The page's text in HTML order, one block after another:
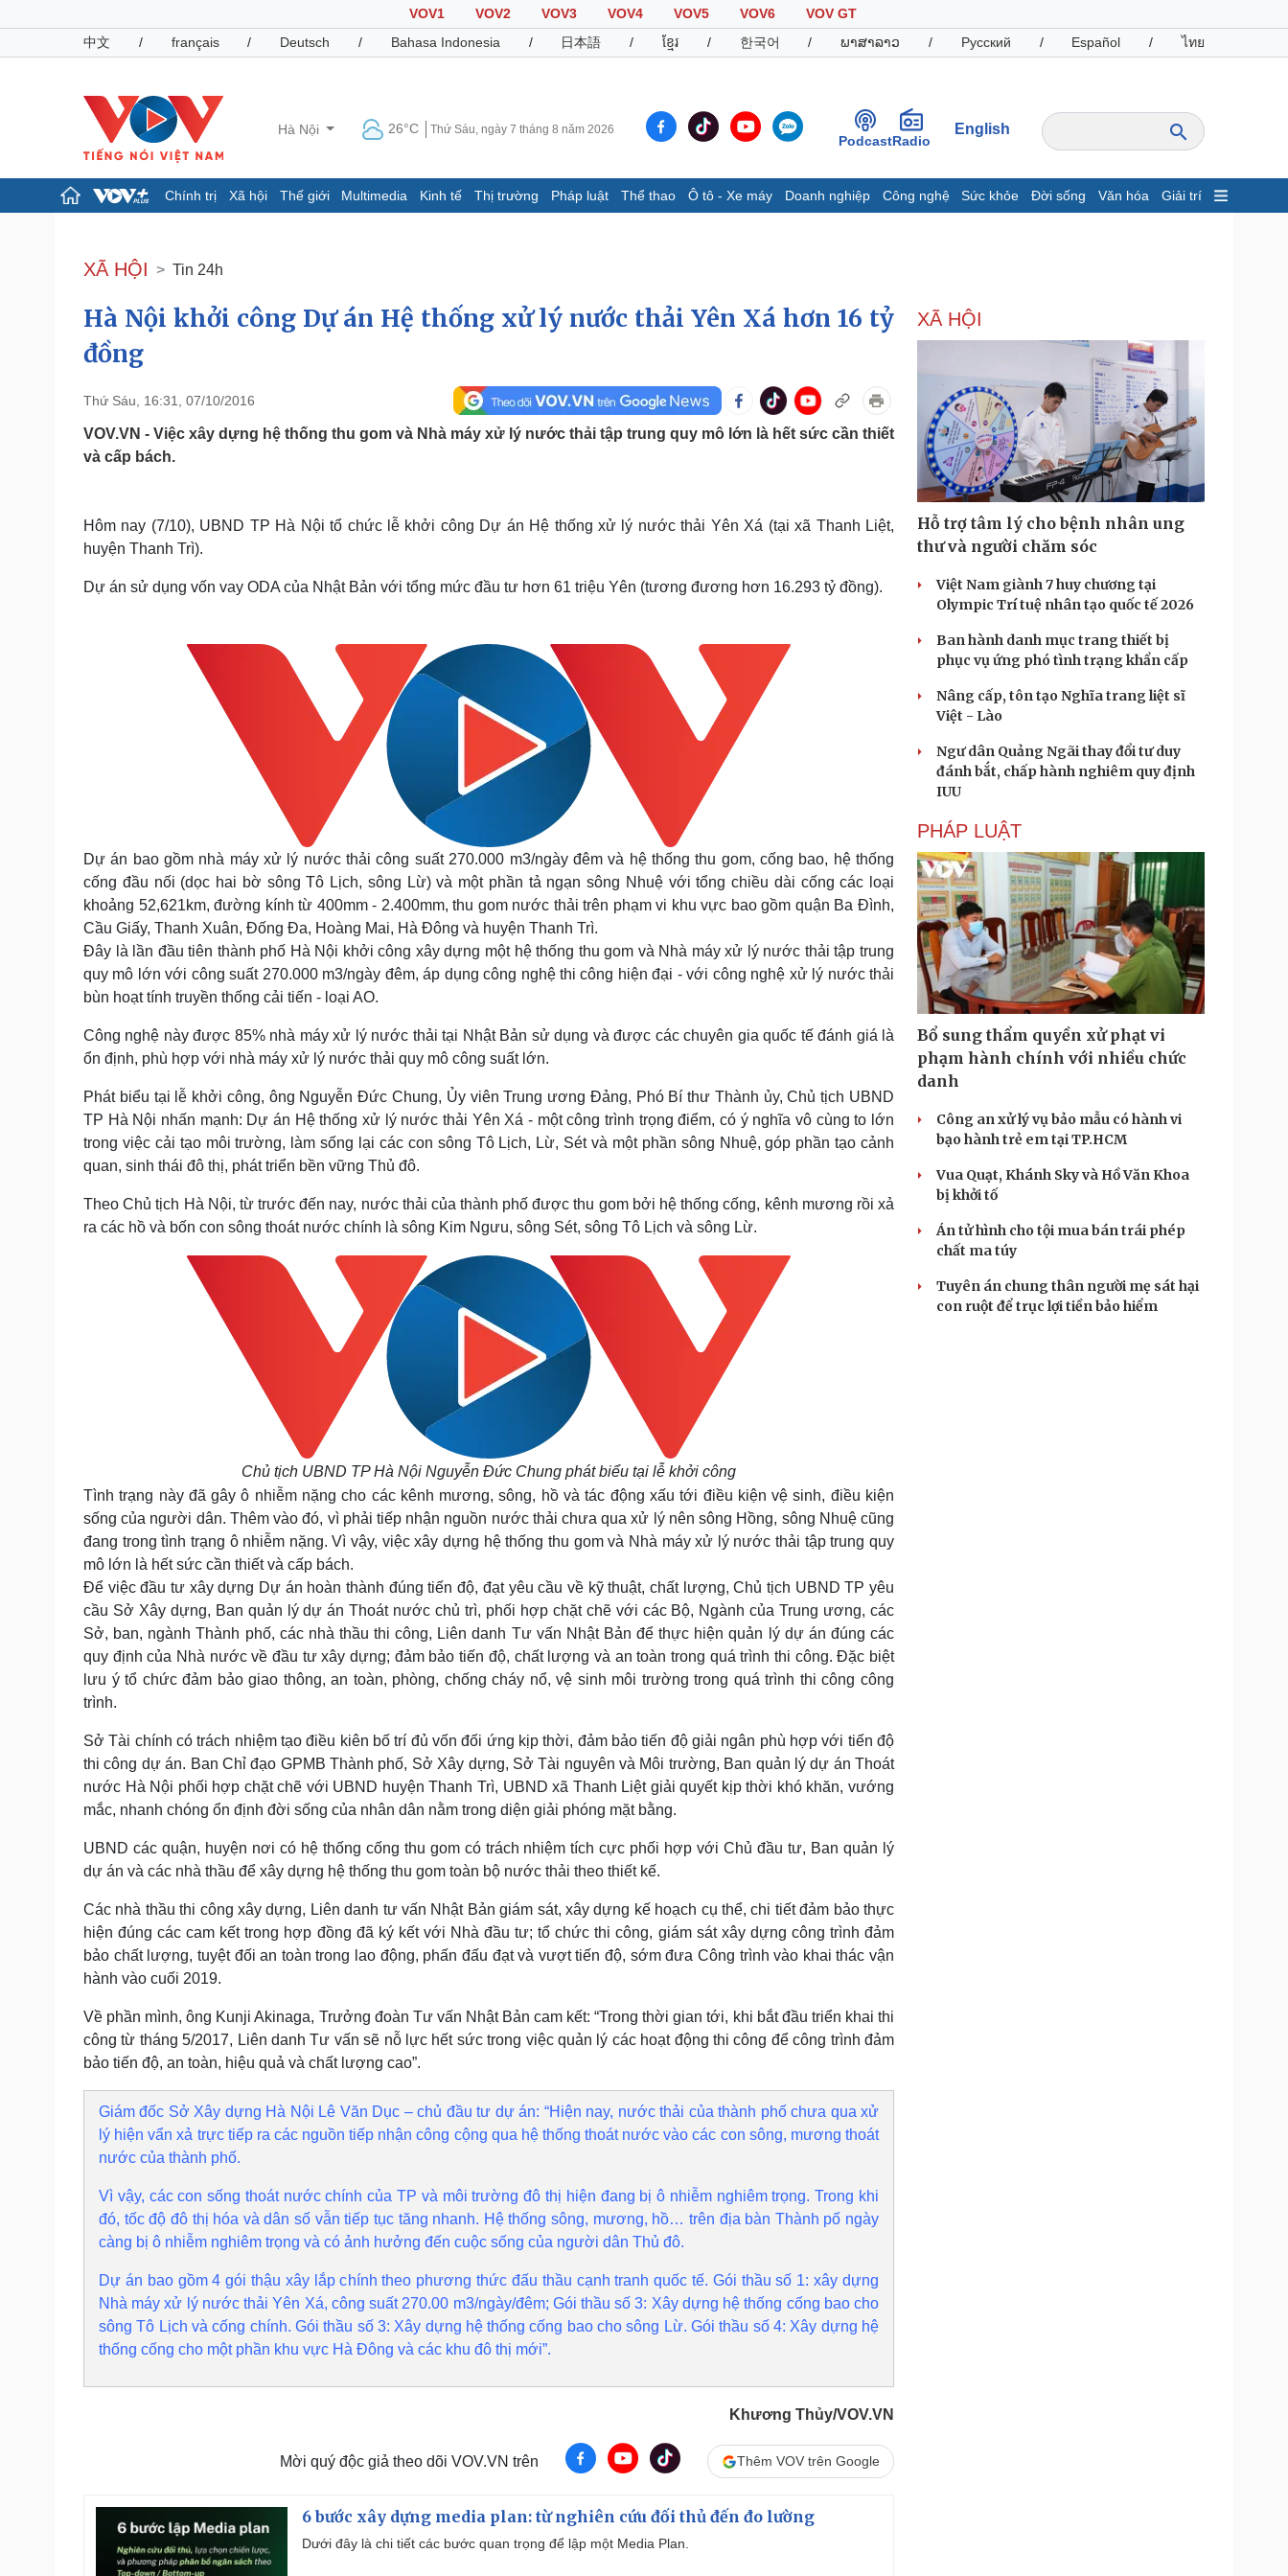
VOV1 VOV2 VOV3 VOV4 VOV5 VOV6
VOV GT
中文
/ français / Deutsch / Bahasa Indonesia / 日本語 / ខ្មែរ / 한국어 / ພາສາລາວ / Русский / Español / ไทย
Hà Nội 26°C Thứ Sáu, ngày 7 tháng 8 năm 2026
PodcastRadio
English
Chính trị Xã hội Thế giới Multimedia Kinh tế Thị trường Pháp luật Thể thao Ô tô - Xe máy Doanh nghiệp Công nghệ Sức khỏe Đời sống Văn hóa Giải trí
Đảng
Tổ chức nhân sự
Nhận diện sự thật
Dấu ấn VOV
Infographic
Giá cà phê
Pháp luật
Tin nóng
Tư vấn luật
Việt Nam
Thể thao
Bóng đá
Lịch thi đấu bóng đá
Ô tô - Xe máy
Ô tô
Xe máy
Doanh nghiệp
Thông tin doanh nghiệp
Doanh nghiệp 24h
Doanh nhân
Công nghệ
Sành điệu
Tin Công nghệ
Trải nghiệm
Chuyển đổi số
Sức khỏe
Dinh dưỡng - món ngon
Cây thuốc
Sản phụ khoa
Làm đẹp - giảm cân
Phòng mạch online
Đời sống
Blog
Tình yêu - Gia đình
Văn hóa
Văn học
Giải trí
Thời trang
Sao Việt
Du lịch
Săn Tour
check-in
Podcast
Đọc truyện đêm khuya
Cửa sổ tình yêu
Hạt giống tâm hồn
XÃ HỘI Tin 24h
Hà Nội khởi công Dự án Hệ thống xử lý nước thải Yên Xá hơn 16 tỷ
đồng
Thứ Sáu, 16:31, 07/10/2016
VOV.VN - Việc xây dựng hệ thống thu gom và Nhà máy xử lý nước thải tập trung quy mô lớn là hết sức cần thiết
và cấp bách.
Hôm nay (7/10), UBND TP Hà Nội tổ chức lễ khởi công Dự án Hệ thống xử lý nước thải Yên Xá (tại xã Thanh Liệt,
huyện Thanh Trì).
Dự án sử dụng vốn vay ODA của Nhật Bản với tổng mức đầu tư hơn 61 triệu Yên (tương đương hơn 16.293 tỷ đồng).
Dự án bao gồm nhà máy xử lý nước thải công suất 270.000 m3/ngày đêm và hệ thống thu gom, cống bao, hệ thống
cống đầu nối (dọc hai bờ sông Tô Lịch, sông Lừ) và một phần tả ngạn sông Nhuệ với tổng chiều dài cống các loại
khoảng 52,621km, đường kính từ 400mm - 2.400mm, thu gom nước thải trên phạm vi khu vực bao gồm quận Ba Đình,
Cầu Giấy, Thanh Xuân, Đống Đa, Hoàng Mai, Hà Đông và huyện Thanh Trì.
Đây là lần đầu tiên thành phố Hà Nội khởi công xây dựng một hệ thống thu gom và Nhà máy xử lý nước thải tập trung
quy mô lớn với công suất 270.000 m3/ngày đêm, áp dụng công nghệ thi công hiện đại - với công nghệ xử lý nước thải
bùn hoạt tính truyền thống cải tiến - loại AO.
Công nghệ này được 85% nhà máy xử lý nước thải tại Nhật Bản sử dụng và được các chuyên gia quốc tế đánh giá là
ổn định, phù hợp với nhà máy xử lý nước thải quy mô công suất lớn.
Phát biểu tại lễ khởi công, ông Nguyễn Đức Chung, Ủy viên Trung ương Đảng, Phó Bí thư Thành ủy, Chủ tịch UBND
TP Hà Nội nhấn mạnh: Dự án Hệ thống xử lý nước thải Yên Xá - một công trình trọng điểm, có ý nghĩa vô cùng to lớn
trong việc cải tạo môi trường, làm sống lại các con sông Tô Lịch, Lừ, Sét và một phần sông Nhuệ, góp phần tạo cảnh
quan, sinh thái đô thị, phát triển bền vững Thủ đô.
Theo Chủ tịch Hà Nội, từ trước đến nay, nước thải của thành phố được thu gom bởi hệ thống cống, kênh mương rồi xả
ra các hồ và bốn con sông thoát nước chính là sông Kim Ngưu, sông Sét, sông Tô Lịch và sông Lừ.
Chủ tịch UBND TP Hà Nội Nguyễn Đức Chung phát biểu tại lễ khởi công
Tình trạng này đã gây ô nhiễm nặng cho các kênh mương, sông, hồ và tác động xấu tới điều kiện vệ sinh, điều kiện
sống của người dân. Thêm vào đó, vì phải tiếp nhận nguồn nước thải chưa qua xử lý nên sông Hồng, sông Nhuệ cũng
đang trong tình trạng ô nhiễm nặng. Vì vậy, việc xây dựng hệ thống thu gom và Nhà máy xử lý nước thải tập trung quy
mô lớn là hết sức cần thiết và cấp bách.
Để việc đầu tư xây dựng Dự án hoàn thành đúng tiến độ, đạt yêu cầu về kỹ thuật, chất lượng, Chủ tịch UBND TP yêu
cầu Sở Xây dựng, Ban quản lý dự án Thoát nước chủ trì, phối hợp chặt chẽ với các Bộ, Ngành của Trung ương, các
Sở, ban, ngành Thành phố, các nhà thầu thi công, Liên danh Tư vấn Nhật Bản để thực hiện quản lý dự án đúng các
quy định của Nhà nước về đầu tư xây dựng; đảm bảo tiến độ, chất lượng và an toàn trong quá trình thi công. Đặc biệt
lưu ý tổ chức đảm bảo giao thông, an toàn, phòng, chống cháy nổ, vệ sinh môi trường trong quá trình thi công công
trình.
Sở Tài chính có trách nhiệm tạo điều kiên bố trí đủ vốn đối ứng kịp thời, đảm bảo tiến độ giải ngân phù hợp với tiến độ
thi công dự án. Ban Chỉ đạo GPMB Thành phố, Sở Xây dựng, Sở Tài nguyên và Môi trường, Ban quản lý dự án Thoát
nước Hà Nội phối hợp chặt chẽ với UBND huyện Thanh Trì, UBND xã Thanh Liệt giải quyết kịp thời khó khăn, vướng
mắc, nhanh chóng ổn định đời sống của nhân dân nằm trong diện giải phóng mặt bằng.
UBND các quận, huyện nơi có hệ thống cống thu gom có trách nhiệm tích cực phối hợp với Chủ đầu tư, Ban quản lý
dự án và các nhà thầu để xây dựng hệ thống thu gom toàn bộ nước thải theo thiết kế.
Các nhà thầu thi công xây dựng, Liên danh tư vấn Nhật Bản giám sát, xây dựng kế hoạch cụ thể, chi tiết đảm bảo thực
hiện đúng các cam kết trong hợp đồng đã ký kết với Nhà đầu tư; tổ chức thi công, giám sát xây dựng công trình đảm
bảo chất lượng, tuyệt đối an toàn trong lao động, phấn đấu đạt và vượt tiến độ, sớm đưa Công trình vào khai thác vận
hành vào cuối 2019.
Về phần mình, ông Kunji Akinaga, Trưởng đoàn Tư vấn Nhật Bản cam kết: “Trong thời gian tới, khi bắt đầu triển khai thi
công từ tháng 5/2017, Liên danh Tư vấn sẽ nỗ lực hết sức trong việc quản lý các hoạt động thi công để công trình đảm
bảo tiến độ, an toàn, hiệu quả và chất lượng cao”.
Giám đốc Sở Xây dựng Hà Nội Lê Văn Dục – chủ đầu tư dự án: “Hiện nay, nước thải của thành phố chưa qua xử
lý hiện vẩn xả trực tiếp ra các nguồn tiếp nhận công cộng qua hệ thống thoát nước vào các con sông, mương thoát
nước của thành phố.
Vì vậy, các con sống thoát nước chính của TP và môi trường đô thị hiện đang bị ô nhiễm nghiêm trọng. Trong khi
đó, tốc độ đô thị hóa và dân số vẫn tiếp tục tăng nhanh. Hệ thống sông, mương, hồ… trên địa bàn Thành pố ngày
càng bị ô nhiễm nghiêm trọng và có ảnh hưởng đến cuộc sống của người dân Thủ đô.
Dự án bao gồm 4 gói thậu xây lắp chính theo phương thức đấu thầu cạnh tranh quốc tế. Gói thầu số 1: xây dựng
Nhà máy xử lý nước thải Yên Xá, công suất 270.00 m3/ngày/đêm; Gói thầu số 3: Xây dựng hệ thống cống bao cho
sông Tô Lịch và cống chính. Gói thầu số 3: Xây dựng hệ thống cống bao cho sông Lừ. Gói thầu số 4: Xây dựng hệ
thống cống cho một phần khu vực Hà Đông và các khu đô thị mới”.
Khương Thủy/VOV.VN
Mời quý độc giả theo dõi VOV.VN trên Thêm VOV trên Google
6 bước xây dựng media plan: từ nghiên cứu đối thủ đến đo lường
Dưới đây là chi tiết các bước quan trọng để lập một Media Plan.
XÃ HỘI
Hỗ trợ tâm lý cho bệnh nhân ung
thư và người chăm sóc
Việt Nam giành 7 huy chương tại
Olympic Trí tuệ nhân tạo quốc tế 2026
Ban hành danh mục trang thiết bị
phục vụ ứng phó tình trạng khẩn cấp
Nâng cấp, tôn tạo Nghĩa trang liệt sĩ
Việt - Lào
Ngư dân Quảng Ngãi thay đổi tư duy
đánh bắt, chấp hành nghiêm quy định
IUU
PHÁP LUẬT
Bổ sung thẩm quyền xử phạt vi
phạm hành chính với nhiều chức
danh
Công an xử lý vụ bảo mẫu có hành vi
bạo hành trẻ em tại TP.HCM
Vua Quạt, Khánh Sky và Hồ Văn Khoa
bị khởi tố
Án tử hình cho tội mua bán trái phép
chất ma túy
Tuyên án chung thân người mẹ sát hại
con ruột để trục lợi tiền bảo hiểm